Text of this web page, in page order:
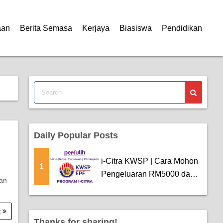
Berita Semasa Kerjaya Biasiswa Pendidikan
Daily Popular Posts
1
i-Citra KWSP | Cara Mohon
Pengeluaran RM5000 dan